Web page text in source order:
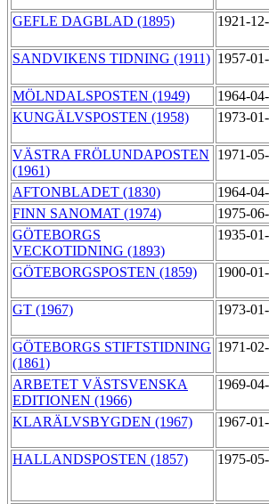
GEFLE DAGBLAD (1895)
1921-
SANDVIKENS TIDNING (1911) 1957-
MÖLNDALSPOSTEN (1949)
1964-
KUNGÄLVSPOSTEN (1958)
1973-
VÄSTRA FRÖLUNDAPOSTEN
(1961)
1971-
AFTONBLADET (1830)
1964-
FINN SANOMAT (1974)
1975-
GÖTEBORGS
VECKOTIDNING (1893)
1935-
GÖTEBORGSPOSTEN (1859)
1900-
GT (1967)
1973-
GÖTEBORGS STIFTSTIDNING
(1861)
1971-
ARBETET VÄSTSVENSKA
EDITIONEN (1966)
1969-
KLARÄLVSBYGDEN (1967)
1967-
HALLANDSPOSTEN (1857)
1975-